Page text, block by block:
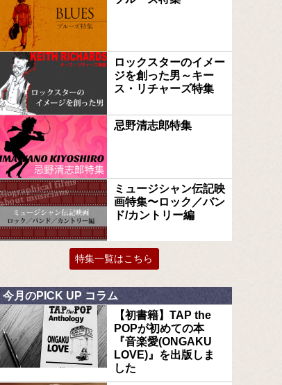
ロックスターのイメー
ジを創った男～キー
ス・リチャーズ特集
忌野清志郎特集
ミュージシャン伝記映
画特集〜ロック／バン
ド/カントリー編
特集一覧はこちら
今月のPICK UP コラム
【初書籍】TAP the
POPが初めての本
『音楽愛(ONGAKU
LOVE)』を出版しま
した